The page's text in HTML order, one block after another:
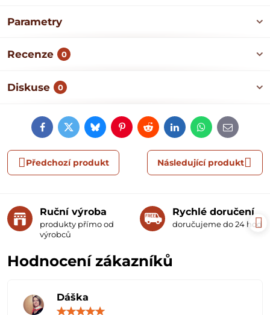
Parametry
Recenze 0
Diskuse 0
FacebookTwitterBlueskyPinterestRedditLinkedInWhatsApp
E-
mail
Předchozí produkt Následující produkt
Ruční výroba
produkty přímo od
výrobců
Rychlé doručení
doručujeme do 24 hodin
Hodnocení zákazníků
Dáška